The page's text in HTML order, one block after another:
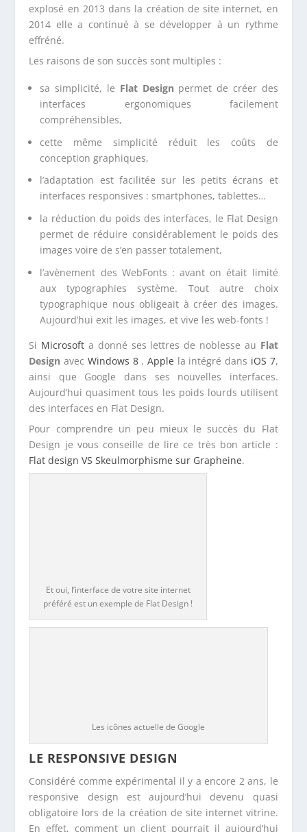
explosé en 2013 dans la création de site internet, en
2014 elle a continué à se développer à un rythme
effréné.
Les raisons de son succès sont multiples :
sa simplicité, le Flat Design permet de créer des
interfaces ergonomiques facilement
compréhensibles,
cette même simplicité réduit les coûts de
conception graphiques,
l’adaptation est facilitée sur les petits écrans et
interfaces responsives : smartphones, tablettes…
la réduction du poids des interfaces, le Flat Design
permet de réduire considérablement le poids des
images voire de s’en passer totalement,
l’avènement des WebFonts : avant on était limité
aux typographies système. Tout autre choix
typographique nous obligeait à créer des images.
Aujourd’hui exit les images, et vive les web-fonts !
Si Microsoft a donné ses lettres de noblesse au Flat
Design avec Windows 8 , Apple la intégré dans iOS 7,
ainsi que Google dans ses nouvelles interfaces.
Aujourd’hui quasiment tous les poids lourds utilisent
des interfaces en Flat Design.
Pour comprendre un peu mieux le succès du Flat
Design je vous conseille de lire ce très bon article :
Flat design VS Skeulmorphisme sur Grapheine.
Considéré comme expérimental il y a encore 2 ans, le
obligatoire lors de la création de site internet vitrine.
accepter de commander un site qui ne soit pas
visible sur les tablettes et smartphones ?
Pour nous, développeurs, c’est une contrainte en plus